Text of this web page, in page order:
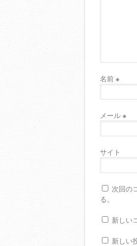
名前 ※
メール ※
サイト
次回の
る。
新しい
新しい